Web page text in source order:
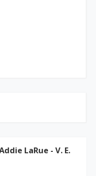
LaRue - V. E.